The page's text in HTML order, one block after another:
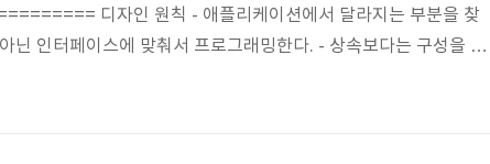
디자인 원칙 - 애플리케이션에서 달라지는 부분을 찾
닌 인터페이스에 맞춰서 프로그래밍한다. - 상속보다는 구성을 활
슨하게 결한하는 디자인을 사용해야 한다. - 클래스는 확장에 대